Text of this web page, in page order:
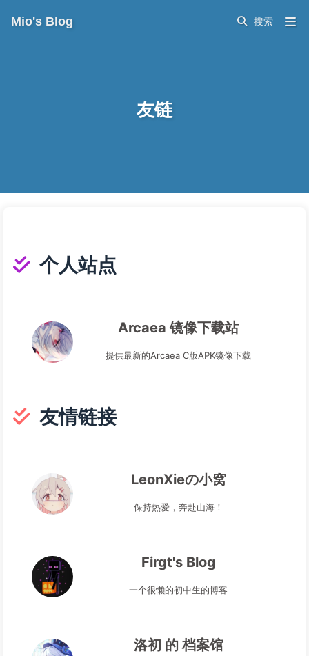
友链
Mio's Blog
个人站点
Arcaea 镜像下载站
提供最新的Arcaea C版APK镜像下载
友情链接
LeonXieの小窝
保持热爱，奔赴山海！
Firgt's Blog
一个很懒的初中生的博客
洛初 的 档案馆